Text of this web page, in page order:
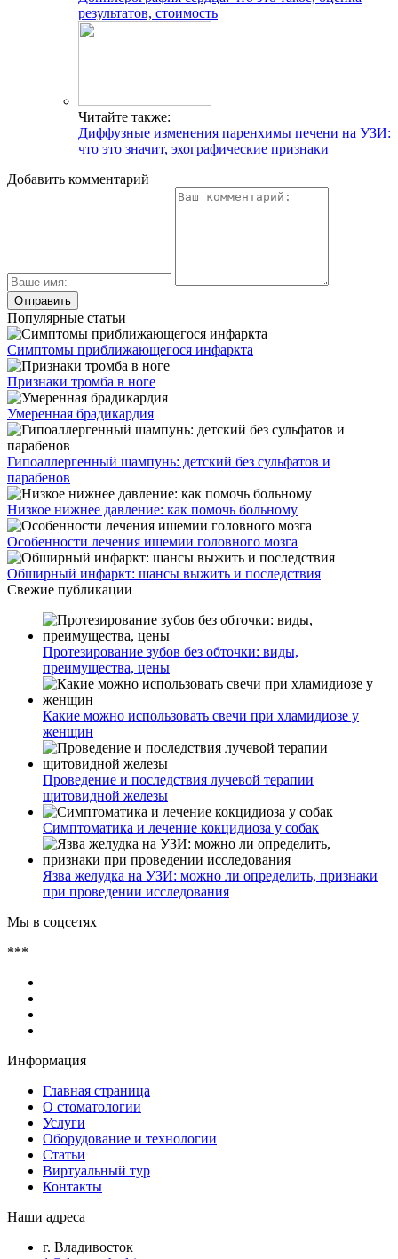
результатов, стоимость
Читайте также:
Диффузные изменения паренхимы печени на УЗИ:
что это значит, эхографические признаки
Добавить комментарий
Популярные статьи
Симптомы приближающегося инфаркта
Признаки тромба в ноге
Умеренная брадикардия
Гипоаллергенный шампунь: детский без сульфатов и
парабенов
Низкое нижнее давление: как помочь больному
Особенности лечения ишемии головного мозга
Обширный инфаркт: шансы выжить и последствия
Свежие публикации
Протезирование зубов без обточки: виды,
преимущества, цены
Какие можно использовать свечи при хламидиозе у
женщин
Проведение и последствия лучевой терапии
щитовидной железы
Симптоматика и лечение кокцидиоза у собак
Язва желудка на УЗИ: можно ли определить, признаки
при проведении исследования
Мы в соцсетях
***
Информация
Главная страница
О стоматологии
Услуги
Оборудование и технологии
Статьи
Виртуальный тур
Контакты
Наши адреса
г. Владивосток